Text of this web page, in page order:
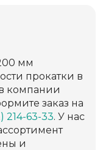
мм
прокатки в
компании
заказ на
214-63-33. У нас
и